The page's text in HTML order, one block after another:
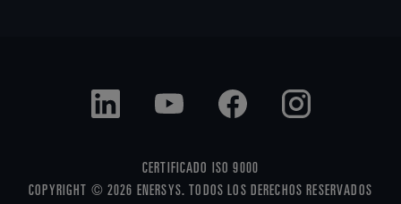
CERTIFICADO ISO 9000
COPYRIGHT © 2026 ENERSYS. TODOS LOS DERECHOS RESERVADOS